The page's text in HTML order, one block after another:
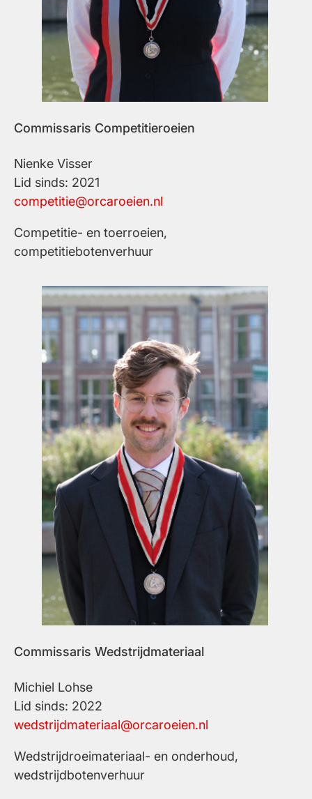
Commissaris Competitieroeien
Nienke Visser
Lid sinds: 2021
competitie@orcaroeien.nl
Competitie- en toerroeien,
competitiebotenverhuur
Commissaris Wedstrijdmateriaal
Michiel Lohse
Lid sinds: 2022
wedstrijdmateriaal@orcaroeien.nl
Wedstrijdroeimateriaal- en onderhoud,
wedstrijdbotenverhuur